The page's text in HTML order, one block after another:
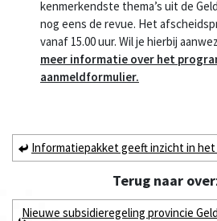
kenmerkendste thema’s uit de
nog eens de revue. Het
vanaf 15.00 uur. Wil je hierbij
meer informatie over het
aanmeldformulier.
Informatiepakket geeft inzicht in
Terug naar
Nieuwe subsidieregeling provincie